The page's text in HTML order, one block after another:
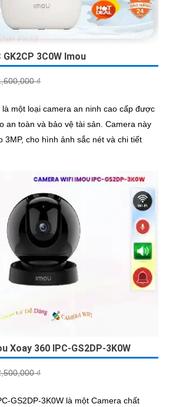
3C0W Imou
₫
là một loại camera an ninh cao cấp được
và bảo vệ tài sản. Camera này
3MP, cho hình ảnh sắc nét và chi tiết
Xoay 360 IPC-GS2DP-3K0W
₫
GS2DP-3K0W là một Camera chất